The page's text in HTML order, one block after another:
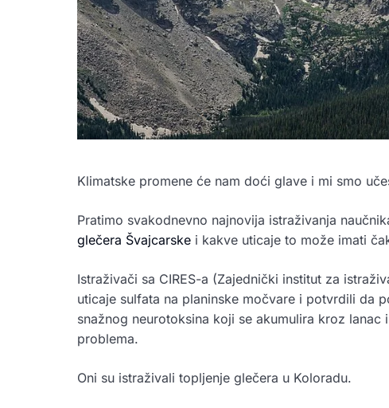
Klimatske promene će nam doći glave i mi smo
Pratimo svakodnevno najnovija istraživanja
glečera Švajcarske i kakve uticaje to može imati
Istraživači sa CIRES-a (Zajednički institut za
uticaje sulfata na planinske močvare i potvrdili da
snažnog neurotoksina koji se akumulira kroz
problema.
Oni su istraživali topljenje glečera u Koloradu.